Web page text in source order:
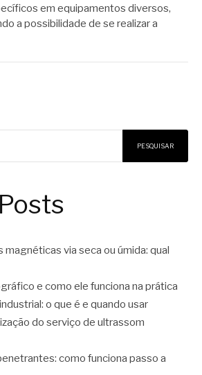
em equipamentos diversos,
a possibilidade de se realizar a
PESQUISAR
magnéticas via seca ou úmida: qual
e como ele funciona na prática
o que é e quando usar
do serviço de ultrassom
como funciona passo a